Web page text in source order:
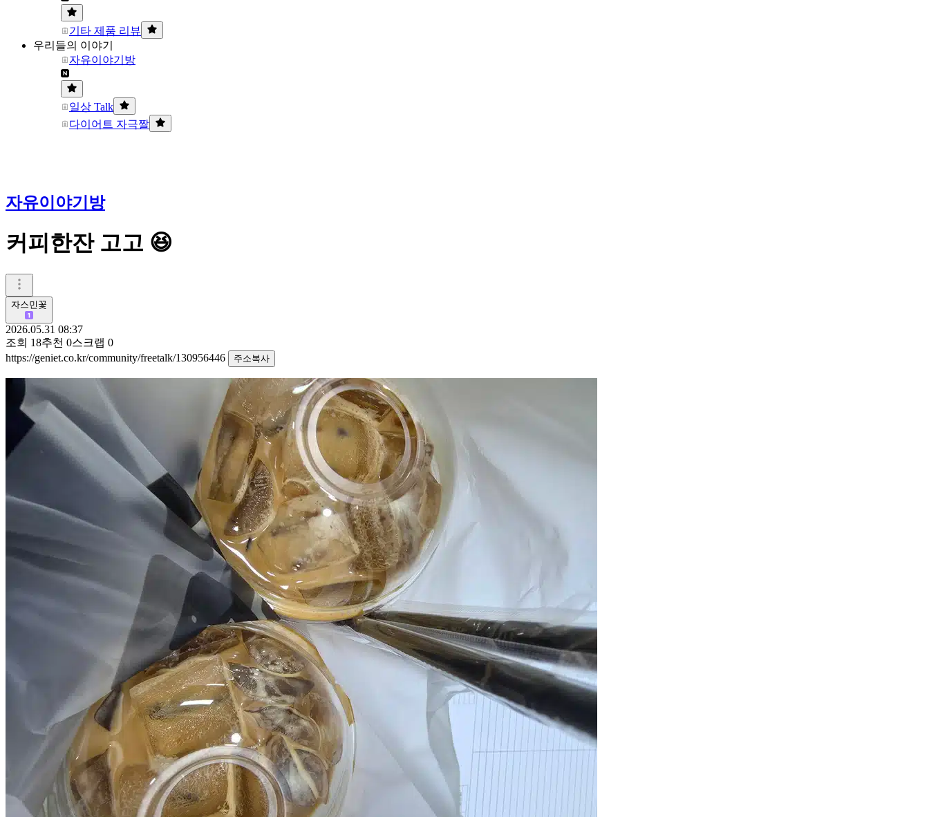
기타 제품 리뷰
우리들의 이야기
자유이야기방
일상 Talk
다이어트 자극짤
자유이야기방
커피한잔 고고 😆
자스민꽃
2026.05.31 08:37
조회 18추천 0스크랩 0
https://geniet.co.kr/community/freetalk/130956446
주소복사